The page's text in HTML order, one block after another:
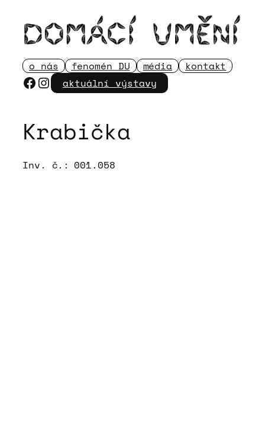
obsah
o nás fenomén DU média kontakt
Facebook
Instagram
aktuální výstavy
Krabička
Inv. č.: 001.058